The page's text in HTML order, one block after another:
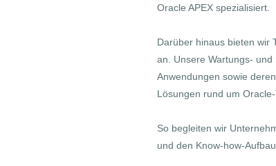
Oracle APEX spezialisiert.
Darüber hinaus bieten wir
an. Unsere Wartungs-
Anwendungen sowie
Lösungen rund um Oracle-
So begleiten wir
und den Know-how-